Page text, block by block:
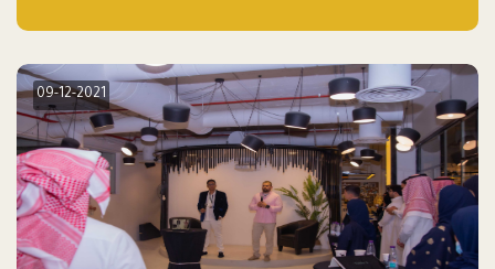
دولار أمريكي)، بقيادة شركتي دعم المنشآت المحدودة وتسارع القابضة
09-12-2021